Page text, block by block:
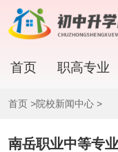
首页 职高专业
首页 >院校新闻中心>
南岳职业中等专